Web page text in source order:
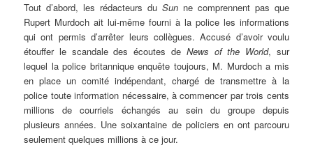
Tout d’abord, les rédacteurs du Sun ne comprennent pas que
Rupert Murdoch ait lui-même fourni à la police les informations
qui ont permis d’arrêter leurs collègues. Accusé d’avoir voulu
étouffer le scandale des écoutes de News of the World, sur
lequel la police britannique enquête toujours, M. Murdoch a mis
en place un comité indépendant, chargé de transmettre à la
police toute information nécessaire, à commencer par trois cents
millions de courriels échangés au sein du groupe depuis
plusieurs années. Une soixantaine de policiers en ont parcouru
seulement quelques millions à ce jour.